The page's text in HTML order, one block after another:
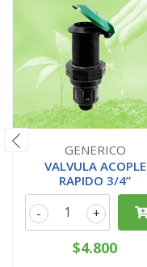
GENERICO
VALVULA ACOPLE
RAPIDO 3/4”
+
-
$4.800